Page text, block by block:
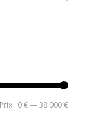
Prix
Prix
Prix : 0 €—38 000 €